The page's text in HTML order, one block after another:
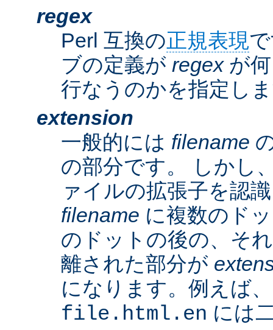
regex
Perl 互換の正規表現
ブの定義が regexが何
行なうのかを指定し
extension
一般的には filename
の部分です。 しかし
ァイルの拡張子を認
filename に複数のド
のドットの後の、そ
離された部分が
になります。例えば、
file.html.en には